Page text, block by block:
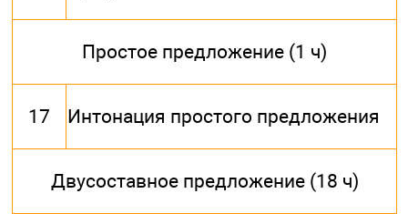
Простое предложение (1 ч)
17 Интонация простого предложения
Двусоставное предложение (18 ч)